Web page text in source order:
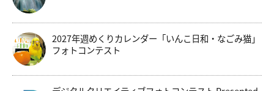
2027年週めくりカレンダー「いんこ日和・なごみ猫」
フォトコンテスト